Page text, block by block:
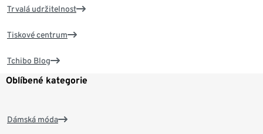
Trvalá udržitelnost
Tiskové centrum
Tchibo Blog
Oblíbené kategorie
Dámská móda